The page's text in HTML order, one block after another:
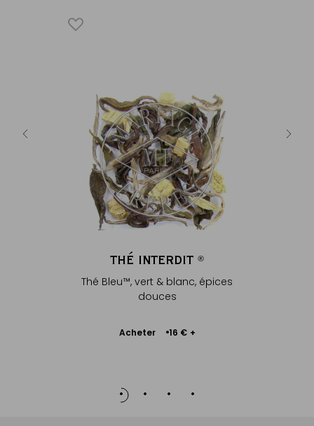
THÉ INTERDIT ®
Thé Bleu™, vert & blanc, épices
douces
Acheter 16 € +
Ajouter